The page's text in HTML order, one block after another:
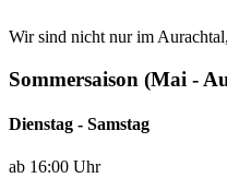
Wir sind nicht nur im
Sommersaison (Mai -
Dienstag - Samstag
ab 16:00 Uhr